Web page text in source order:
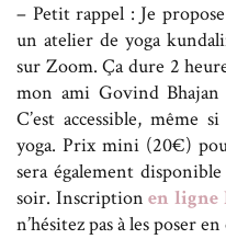
– Petit rappel : Je
un atelier de yoga
sur Zoom. Ça dure 2
mon ami Govind
C’est accessible, même
yoga. Prix mini (20€)
sera également
soir. Inscriptionen ligne
n’hésitez pas à les poser